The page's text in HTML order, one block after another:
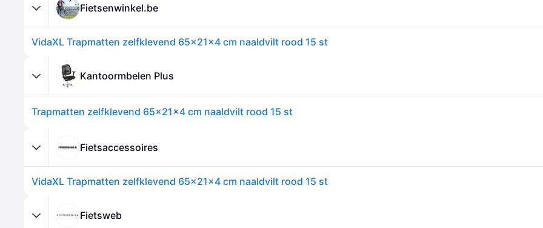
Fietsenwinkel.be
VidaXL Trapmatten zelfklevend 65x21x4 cm naaldvilt rood 15 st
Kantoormbelen Plus
Trapmatten zelfklevend 65x21x4 cm naaldvilt rood 15 st
Fietsaccessoires
VidaXL Trapmatten zelfklevend 65x21x4 cm naaldvilt rood 15 st
Fietsweb